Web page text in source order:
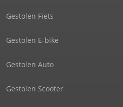
Gestolen Fiets
Gestolen E-bike
Gestolen Auto
Gestolen Scooter